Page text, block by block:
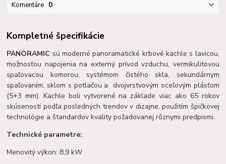
Komentáre 0
Kompletné špecifikácie
PANORAMIC sú moderné panoramatické krbové kachle s lavicou,
možnosťou napojenia na externý prívod vzduchu, vermikulitovou
spaľovacou komorou, systémom čistého skla, sekundárnym
spaľovaním, sklom s potlačou a dvojvrstvovým oceľovým plásťom
(5+3 mm). Kachle boli vytvorené na základe viac ako 65 rokov
skúseností podľa posledných trendov v dizajne, použitím špičkovej
technológie a štandardov kvality požadovanej rôznymi predpismi.
Technické parametre:
Menovitý výkon: 8,9 kW